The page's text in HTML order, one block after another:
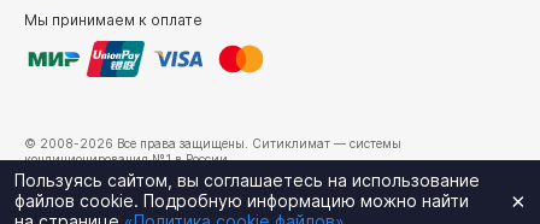
Мы принимаем к оплате
© 2008-2026 Все права защищены. Ситиклимат — системы
кондиционирования №1 в России.
г. Москва, ул. Электрозаводская, д. 24
×
Пользуясь сайтом, вы соглашаетесь на использование
файлов cookie. Подробную информацию можно найти